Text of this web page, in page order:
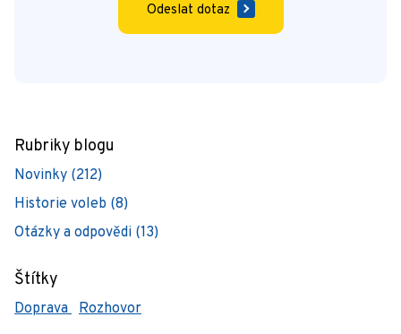
Odeslat dotaz
Rubriky blogu
Novinky (212)
Historie voleb (8)
Otázky a odpovědi (13)
Štítky
Doprava Rozhovor